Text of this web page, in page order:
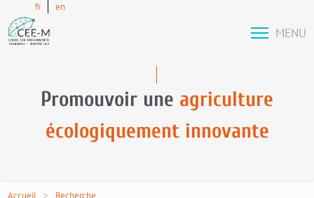
fr en
MENU
Promouvoir une agriculture
écologiquement innovante
Accueil
Recherche